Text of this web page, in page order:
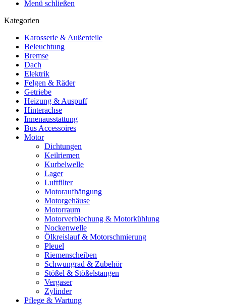
Menü schließen
Kategorien
Karosserie & Außenteile
Beleuchtung
Bremse
Dach
Elektrik
Felgen & Räder
Getriebe
Heizung & Auspuff
Hinterachse
Innenausstattung
Bus Accessoires
Motor
Dichtungen
Keilriemen
Kurbelwelle
Lager
Luftfilter
Motoraufhängung
Motorgehäuse
Motorraum
Motorverblechung & Motorkühlung
Nockenwelle
Ölkreislauf & Motorschmierung
Pleuel
Riemenscheiben
Schwungrad & Zubehör
Stößel & Stößelstangen
Vergaser
Zylinder
Pflege & Wartung